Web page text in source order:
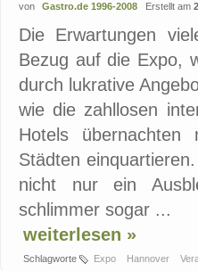
von Gastro.de 1996-2008 Erstellt am
Die Erwartungen
Bezug auf die Expo,
durch lukrative
wie die zahllosen
Hotels
Städten
nicht nur ein
schlimmer sogar ...
weiterlesen »
Schlagworte Expo Hannover